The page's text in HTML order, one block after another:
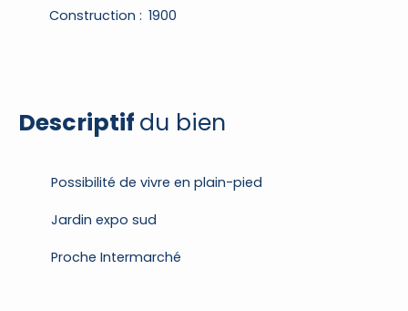
Construction : 1900
Descriptif du bien
Possibilité de vivre en plain-pied
Jardin expo sud
Proche Intermarché